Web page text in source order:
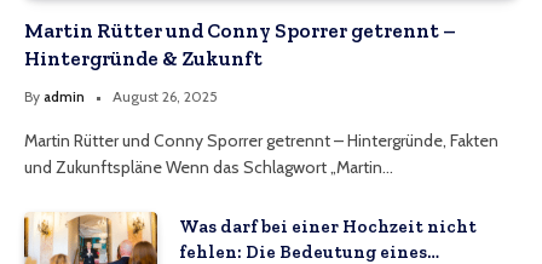
Martin Rütter und Conny Sporrer getrennt –
Hintergründe & Zukunft
By admin August 26, 2025
Martin Rütter und Conny Sporrer getrennt – Hintergründe, Fakten
und Zukunftspläne Wenn das Schlagwort „Martin…
Was darf bei einer Hochzeit nicht
fehlen: Die Bedeutung eines